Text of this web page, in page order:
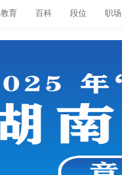
教育 百科 段位 职场